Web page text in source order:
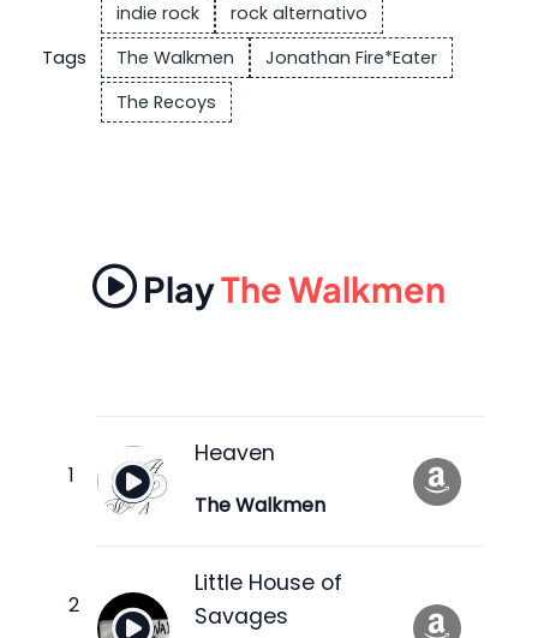
Tags
indie rock
rock alternativo
The Walkmen
Jonathan Fire*Eater
The Recoys
PlayThe Walkmen
Heaven
The Walkmen
Little House of
Savages